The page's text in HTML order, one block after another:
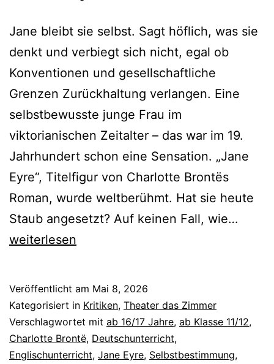
Jane bleibt sie selbst. Sagt höflich, was sie
denkt und verbiegt sich nicht, egal ob
Konventionen und gesellschaftliche
Grenzen Zurückhaltung verlangen. Eine
selbstbewusste junge Frau im
viktorianischen Zeitalter – das war im 19.
Jahrhundert schon eine Sensation. „Jane
Eyre“, Titelfigur von Charlotte Brontës
Roman, wurde weltberühmt. Hat sie heute
Staub angesetzt? Auf keinen Fall, wie…
weiterlesen
Veröffentlicht am Mai 8, 2026
Kategorisiert in Kritiken, Theater das Zimmer
Verschlagwortet mit ab 16/17 Jahre, ab Klasse 11/12,
Charlotte Brontë, Deutschunterricht,
Englischunterricht, Jane Eyre, Selbstbestimmung,